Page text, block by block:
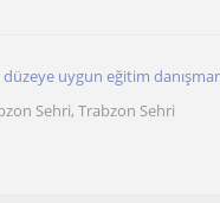
düzeye uygun eğitim
Sehri, Trabzon Sehri